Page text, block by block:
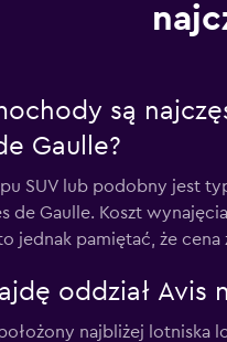
są
Gaulle?
SUV lub podobny jest
de Gaulle. Koszt
jednak pamiętać, że
oddział Avis
najbliżej lotniska